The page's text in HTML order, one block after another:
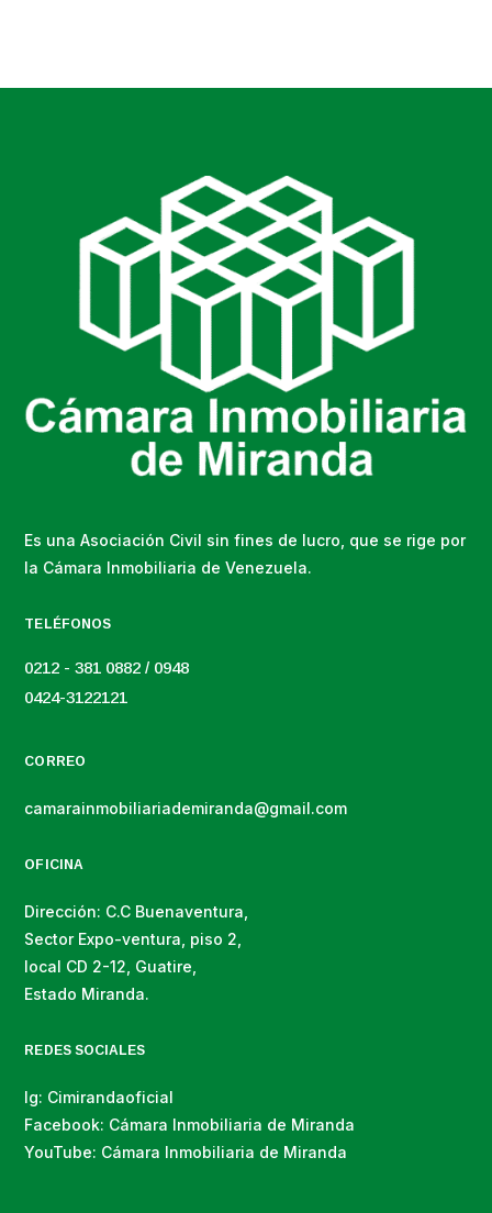
Es una Asociación Civil sin fines de lucro, que se rige por
la Cámara Inmobiliaria de Venezuela.
TELÉFONOS
0212 - 381 0882 / 0948
0424-3122121
CORREO
camarainmobiliariademiranda@gmail.com
OFICINA
Dirección: C.C Buenaventura,
Sector Expo-ventura, piso 2,
local CD 2-12, Guatire,
Estado Miranda.
REDES SOCIALES
Ig: Cimirandaoficial
Facebook: Cámara Inmobiliaria de Miranda
YouTube: Cámara Inmobiliaria de Miranda